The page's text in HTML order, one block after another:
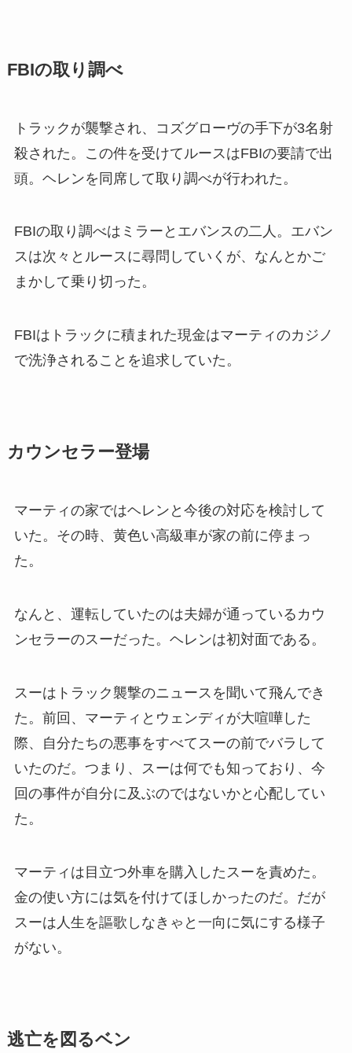
FBIの取り調べ
トラックが襲撃され、コズグローヴの手下が3名射
殺された。この件を受けてルースはFBIの要請で出
頭。ヘレンを同席して取り調べが行われた。
FBIの取り調べはミラーとエバンスの二人。エバン
スは次々とルースに尋問していくが、なんとかご
まかして乗り切った。
FBIはトラックに積まれた現金はマーティのカジノ
で洗浄されることを追求していた。
カウンセラー登場
マーティの家ではヘレンと今後の対応を検討して
いた。その時、黄色い高級車が家の前に停まっ
た。
なんと、運転していたのは夫婦が通っているカウ
ンセラーのスーだった。ヘレンは初対面である。
スーはトラック襲撃のニュースを聞いて飛んでき
た。前回、マーティとウェンディが大喧嘩した
際、自分たちの悪事をすべてスーの前でバラして
いたのだ。つまり、スーは何でも知っており、今
回の事件が自分に及ぶのではないかと心配してい
た。
マーティは目立つ外車を購入したスーを責めた。
金の使い方には気を付けてほしかったのだ。だが
スーは人生を謳歌しなきゃと一向に気にする様子
がない。
逃亡を図るベン